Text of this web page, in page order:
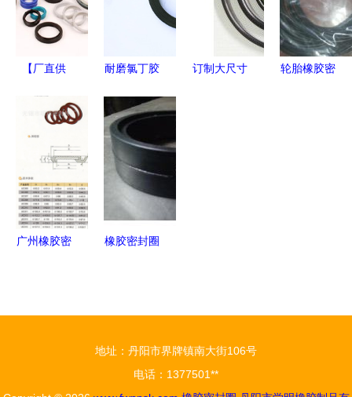
封圈产品列
指南
性能与高清
细节
【厂直供
氟橡胶O型
密封圈 耐
高温、耐腐
蚀、耐磨
损，规格齐
全，匠心质
耐磨氯丁胶
业密封的可
靠之选
订制大尺寸
轮胎橡胶密
广州橡胶密
橡胶密封圈
地址：丹阳市界牌镇南大街106号
电话：1377501**